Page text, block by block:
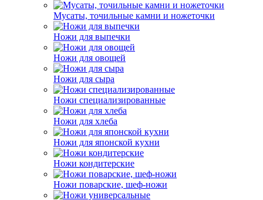
Мусаты, точильные камни и ножеточки
Ножи для выпечки
Ножи для овощей
Ножи для сыра
Ножи специализированные
Ножи для хлеба
Ножи для японской кухни
Ножи кондитерские
Ножи поварские, шеф-ножи